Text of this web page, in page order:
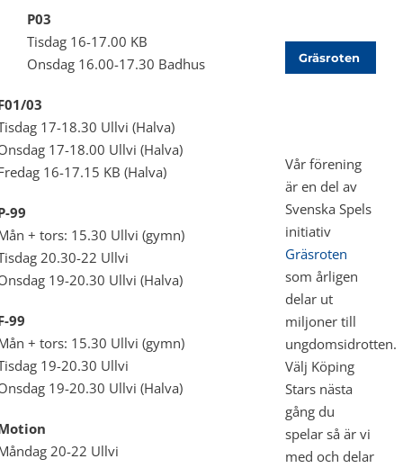
P03
Tisdag 16-17.00 KB
Onsdag 16.00-17.30 Badhus
03
17-18.30 Ullvi (Halva)
17-18.00 Ullvi (Halva)
16-17.15 KB (Halva)
99
+ tors: 15.30 Ullvi (gymn)
20.30-22 Ullvi
19-20.30 Ullvi (Halva)
99
+ tors: 15.30 Ullvi (gymn)
19-20.30 Ullvi
19-20.30 Ullvi (Halva)
20-22 Ullvi
Gräsroten
Vår förening
är en del av
Svenska Spels
initiativ
Gräsroten
som årligen
delar ut
miljoner till
ungdomsidrotten.
Välj Köping
Stars nästa
gång du
spelar så är vi
med och delar